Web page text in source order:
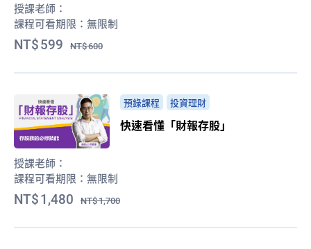
授課老師：
課程可看期限： 無限制
599 600
預錄課程 投資理財
快速看懂「財報存股」
授課老師：
課程可看期限： 無限制
1,480 1,700